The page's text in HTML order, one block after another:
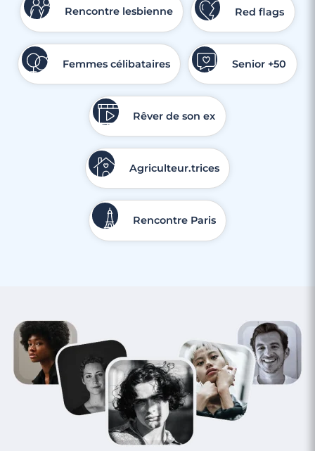
Rencontre lesbienne Red flags
Femmes célibataires Senior +50
Rêver de son ex
Agriculteur.trices
Rencontre Paris